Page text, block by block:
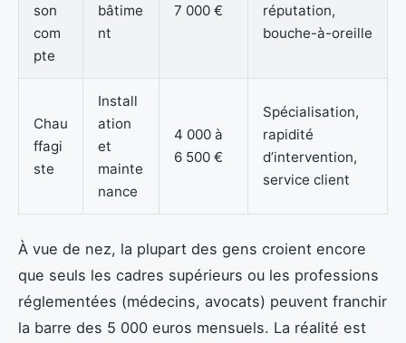
son
com
pte
bâtime
nt
7 000 €
réputation,
bouche-à-oreille
Chau
ffagi
ste
Install
ation
et
mainte
nance
4 000 à
6 500 €
Spécialisation,
rapidité
d’intervention,
service client
À vue de nez, la plupart des gens croient encore
que seuls les cadres supérieurs ou les professions
réglementées (médecins, avocats) peuvent franchir
la barre des 5 000 euros mensuels. La réalité est